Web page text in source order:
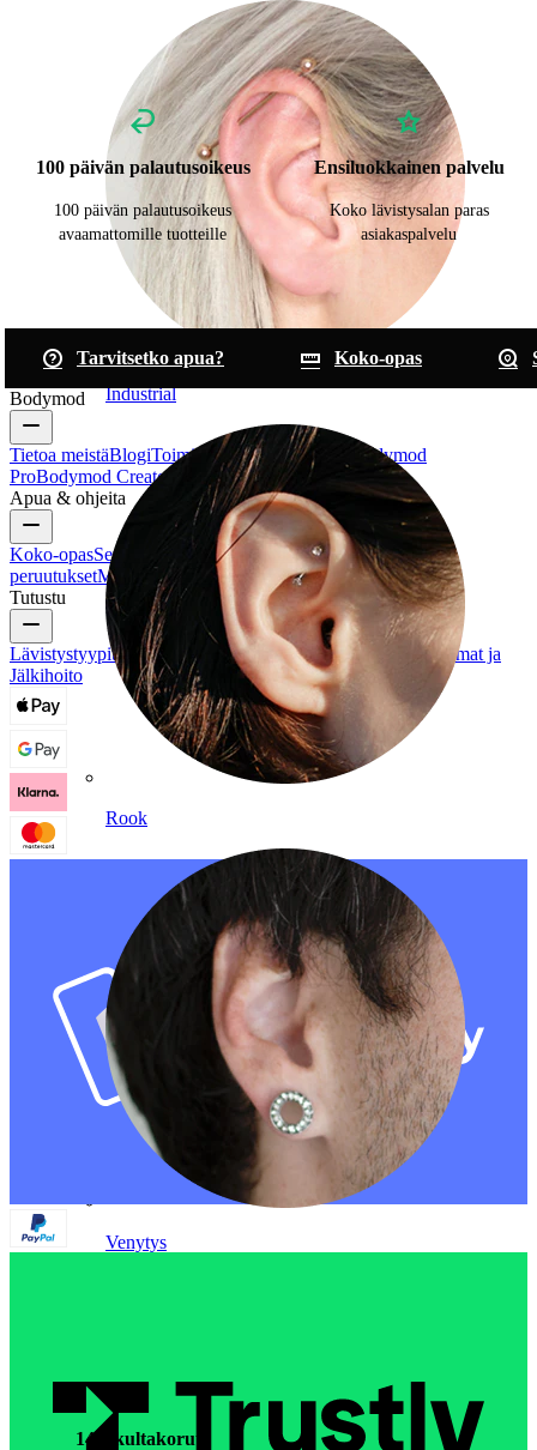
Industrial
Rook
Venytys
14K kultakorut
100 päivän palautusoikeus
100 päivän palautusoikeus
avaamattomille tuotteille
Ensiluokkainen palvelu
Koko lävistysalan paras
asiakaspalvelu
Tarvitsetko apua? Koko-opas
Bodymod
Tietoa meistäBlogiToimitusehdotOta yhteyttä
Bodymod
ProBodymod Creators
Bodymod Arvostelut
Apua & ohjeita
Koko-opasSeuraa lähetystäsiToimitusPalautukset &
peruutuksetMaksut Oma tili Bodymod asiakaspalvelu
Tutustu
LävistystyypitLävistyskorumateriaalitYleiset Lävistysongelmat ja
Jälkihoito